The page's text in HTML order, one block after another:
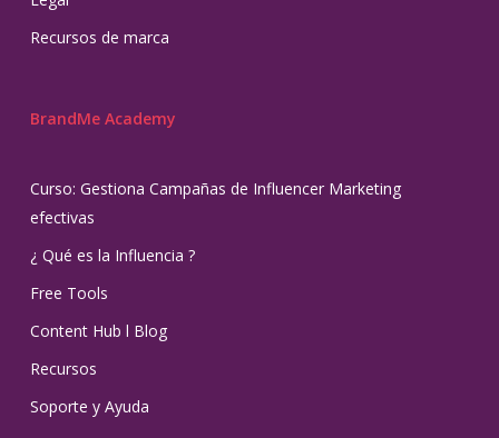
Recursos de marca
BrandMe Academy
Curso: Gestiona Campañas de Influencer Marketing
efectivas
¿ Qué es la Influencia ?
Free Tools
Content Hub l Blog
Recursos
Soporte y Ayuda